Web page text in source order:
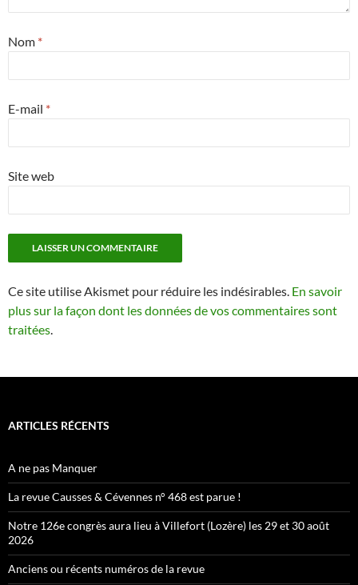
Nom *
E-mail *
Site web
Ce site utilise Akismet pour réduire les indésirables. En savoir
plus sur la façon dont les données de vos commentaires sont
traitées
ARTICLES RÉCENTS
A ne pas Manquer
La revue Causses & Cévennes n° 468 est parue !
Notre 126e congrès aura lieu à Villefort (Lozère) les 29 et 30 août
2026
Anciens ou récents numéros de la revue